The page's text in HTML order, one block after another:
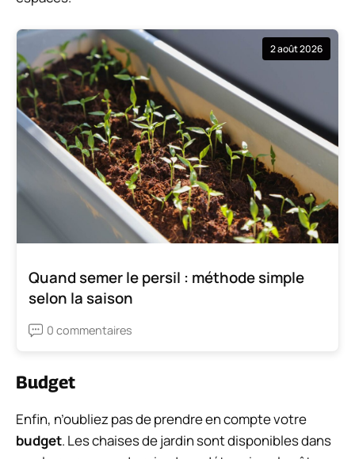
2 août 2026
Quand semer le persil : méthode simple
selon la saison
0 commentaires
Budget
Enfin, n’oubliez pas de prendre en compte votre
budget. Les chaises de jardin sont disponibles dans